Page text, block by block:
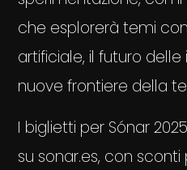
che esplorerà temi
artificiale, il futuro
nuove frontiere della
I biglietti per Sónar
su sonar.es, con